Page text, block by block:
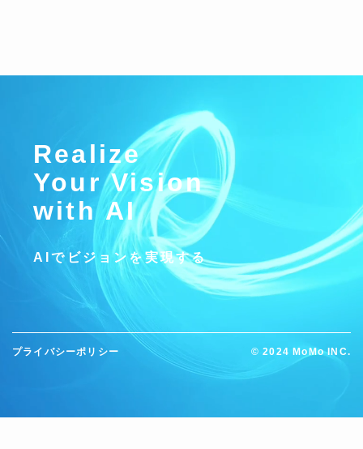
Realize
Your Vision
with AI
AIでビジョンを実現する
プライバシーポリシー © 2024 MoMo INC.